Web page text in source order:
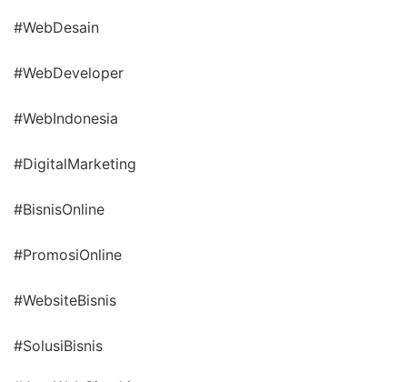
#WebDesain
#WebDeveloper
#WebIndonesia
#DigitalMarketing
#BisnisOnline
#PromosiOnline
#WebsiteBisnis
#SolusiBisnis